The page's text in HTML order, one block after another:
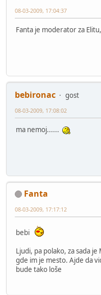
08-03-2009, 17:04:37
Fanta je moderator za
bebironac
gost
08-03-2009, 17:08:02
ma nemoj......
Fanta
08-03-2009, 17:17:12
bebi
Ljudi, pa polako, za sada
gde im je mesto. Ajde da
bude tako loše